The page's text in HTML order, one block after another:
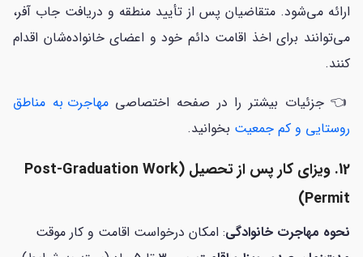
ارائه می‌شود. متقاضیان پس از تأیید منطقه و دریافت جاب آفر،
می‌توانند برای اخذ اقامت دائم خود و اعضای خانواده‌شان اقدام
کنند.
👈 جزئیات بیشتر را در صفحه اختصاصیمهاجرت به مناطق
روستایی و کم جمعیت بخوانید.
12. ویزای کار پس از تحصیل (Post-Graduation Work
Permit)
نحوه مهاجرت خانوادگی: امکان درخواست اقامت و کار موقت